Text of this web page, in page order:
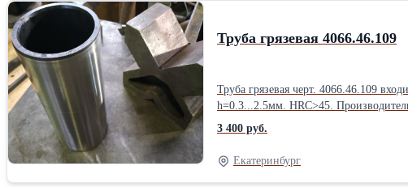
Труба грязевая 4066.46.109
Труба грязевая черт. 4066.46.109 входит в состав уплотнения
h=0.3...2.5мм. HRC>45.
3 400 руб.
Екатеринбург